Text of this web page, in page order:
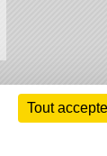
Tout